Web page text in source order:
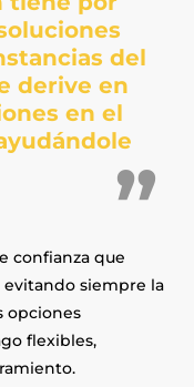
del
derive en
en el
confianza que
siempre la
opciones
flexibles,